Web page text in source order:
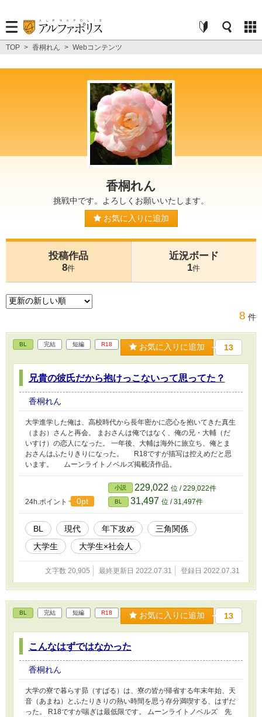
TOP > 香桐れん > Webコンテンツ
香桐れん
挑戦中です。よろしくお願いいたします。
お気に入りに追加
投稿作品
8件
近況ボード
1件
8 件
BL 完結 短編 R18 お気に入りに追加 13
兄貴の彼氏だから抱けっこないって思ってた？
香桐れん
大学進学した俺は、高校時代から長年密かに恋心を抱いてきた真生
（まお）さんと再会。 まおさんは俺ではなく、俺の兄・大輔（だ
いすけ）の恋人になった。 一年後、大輔は海外に旅立ち、俺とま
おさんはふたりきりになった。 R18ですが描写は控えめだと思
います。 ムーンライトノベルズ掲載済作品。
24h.ポイント 0pt
小説 229,022 位 / 229,022件
BL 31,497 位 / 31,497件
BL 現代 年下攻め
三角関係
大学生
大学生×社会人
文字数 20,905 最終更新日 2022.07.31 登録日 2022.07.31
BL 完結 短編 R18 お気に入りに追加 13
こんなはずではなかった
香桐れん
大学の寮で暮らす昴（すばる）は、寮の皆が帰省する年末年始、天
音（あまね）とふたりきりの熱い時間を思う存分満喫する、はずだ
った。 R18ですが喘ぎは最低限です。 ムーンライトノベルズ 先